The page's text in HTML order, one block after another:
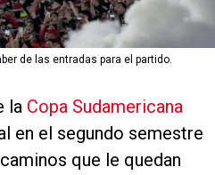
de las entradas para el partido.
la Copa Sudamericana
en el segundo semestre
que le quedan